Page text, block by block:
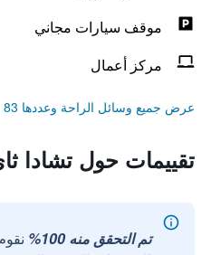
موقف سيارات مجاني
مركز أعمال
عرض جميع وسائل الراحة وعددها 83
تقييمات حول تشادا
تم التحقق منه 100%